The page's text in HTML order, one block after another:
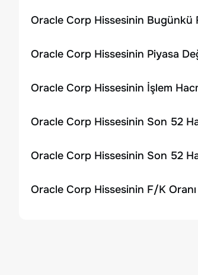
Oracle Corp Hissesinin Bugünkü
Oracle Corp Hissesinin Piyasa
Oracle Corp Hissesinin İşlem
Oracle Corp Hissesinin Son 52
Oracle Corp Hissesinin Son 52
Oracle Corp Hissesinin F/K